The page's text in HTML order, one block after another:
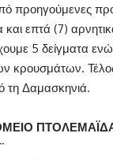
προηγούμενες
και επτά (7)
5 δείγματα ενώ
κρουσμάτων.
τη Δαμασκηνιά.